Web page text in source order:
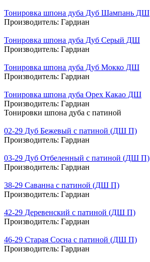
Тонировка шпона дуба Дуб Шампань ДШ
Производитель: Гардиан
Тонировка шпона дуба Дуб Серый ДШ
Производитель: Гардиан
Тонировка шпона дуба Дуб Мокко ДШ
Производитель: Гардиан
Тонировка шпона дуба Орех Какао ДШ
Производитель: Гардиан
Тонировки шпона дуба с патиной
02-29 Дуб Бежевый с патиной (ДШ П)
Производитель: Гардиан
03-29 Дуб Отбеленный с патиной (ДШ П)
Производитель: Гардиан
38-29 Саванна с патиной (ДШ П)
Производитель: Гардиан
42-29 Деревенский с патиной (ДШ П)
Производитель: Гардиан
46-29 Старая Сосна с патиной (ДШ П)
Производитель: Гардиан